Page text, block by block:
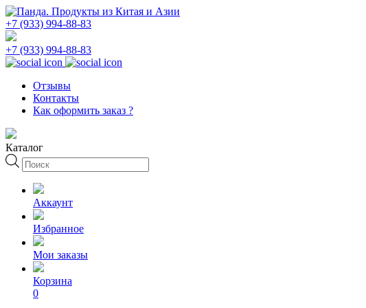
+7 (933) 994-88-83
+7 (933) 994-88-83
Отзывы
Контакты
Как оформить заказ ?
Каталог
Поиск
товаров
Аккаунт
Избранное
Мои заказы
Корзина
0